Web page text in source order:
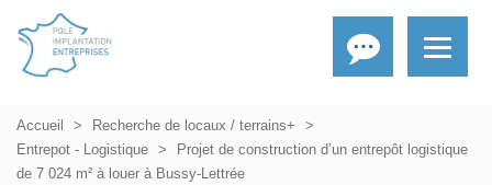
Accueil
Recherche de locaux / terrains+
Entrepot - Logistique
Projet de construction d’un entrepôt logistique
de 7 024 m² à louer à Bussy-Lettrée